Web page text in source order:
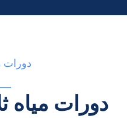
دورات
دورات مياه